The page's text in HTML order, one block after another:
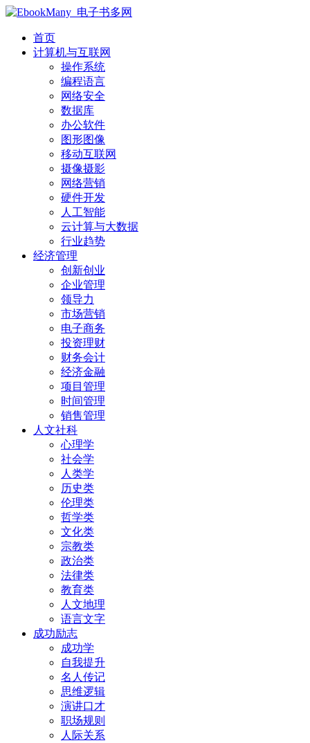
首页
计算机与互联网
操作系统
编程语言
网络安全
数据库
办公软件
图形图像
移动互联网
摄像摄影
网络营销
硬件开发
人工智能
云计算与大数据
行业趋势
经济管理
创新创业
企业管理
领导力
市场营销
电子商务
投资理财
财务会计
经济金融
项目管理
时间管理
销售管理
人文社科
心理学
社会学
人类学
历史类
伦理类
哲学类
文化类
宗教类
政治类
法律类
教育类
人文地理
语言文字
成功励志
成功学
自我提升
名人传记
思维逻辑
演讲口才
职场规则
人际关系